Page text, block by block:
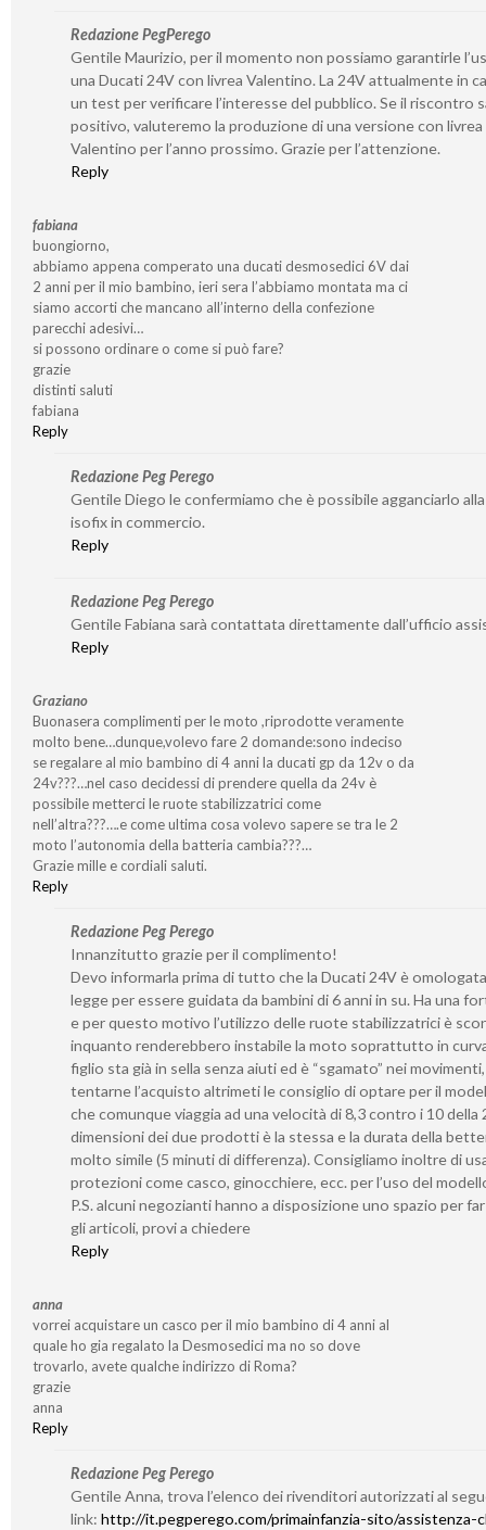
Redazione PegPerego
Gentile Maurizio, per il momento non possiamo garantirle
una Ducati 24V con livrea Valentino. La 24V attualmente in
un test per verificare l’interesse del pubblico. Se il riscontro
positivo, valuteremo la produzione di una versione con livrea
Valentino per l’anno prossimo. Grazie per l’attenzione.
Reply
fabiana
buongiorno,
abbiamo appena comperato una ducati desmosedici 6V dai
2 anni per il mio bambino, ieri sera l’abbiamo montata ma ci
siamo accorti che mancano all’interno della confezione
parecchi adesivi…
si possono ordinare o come si può fare?
grazie
distinti saluti
fabiana
Reply
Redazione Peg Perego
Gentile Diego le confermiamo che è possibile agganciarlo
isofix in commercio.
Reply
Redazione Peg Perego
Gentile Fabiana sarà contattata direttamente dall’ufficio
Reply
Graziano
Buonasera complimenti per le moto ,riprodotte veramente
molto bene…dunque,volevo fare 2 domande:sono indeciso
se regalare al mio bambino di 4 anni la ducati gp da 12v o da
24v???…nel caso decidessi di prendere quella da 24v è
possibile metterci le ruote stabilizzatrici come
nell’altra???….e come ultima cosa volevo sapere se tra le 2
moto l’autonomia della batteria cambia???…
Grazie mille e cordiali saluti.
Reply
Redazione Peg Perego
Innanzitutto grazie per il complimento!
Devo informarla prima di tutto che la Ducati 24V è
legge per essere guidata da bambini di 6 anni in su. Ha una
e per questo motivo l’utilizzo delle ruote stabilizzatrici è
inquanto renderebbero instabile la moto soprattutto in
figlio sta già in sella senza aiuti ed è “sgamato” nei
tentarne l’acquisto altrimeti le consiglio di optare per il
che comunque viaggia ad una velocità di 8,3 contro i 10 della
dimensioni dei due prodotti è la stessa e la durata della
molto simile (5 minuti di differenza). Consigliamo inoltre di
protezioni come casco, ginocchiere, ecc. per l’uso del
P.S. alcuni negozianti hanno a disposizione uno spazio per
gli articoli, provi a chiedere
Reply
anna
vorrei acquistare un casco per il mio bambino di 4 anni al
quale ho gia regalato la Desmosedici ma no so dove
trovarlo, avete qualche indirizzo di Roma?
grazie
anna
Reply
Redazione Peg Perego
Gentile Anna, trova l’elenco dei rivenditori autorizzati al
link: http://it.pegperego.com/primainfanzia-sito/assistenza-